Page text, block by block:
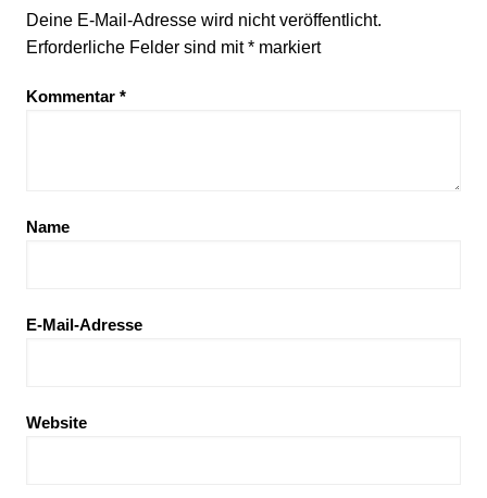
Deine E-Mail-Adresse wird nicht veröffentlicht.
Erforderliche Felder sind mit*markiert
Kommentar *
Name
E-Mail-Adresse
Website